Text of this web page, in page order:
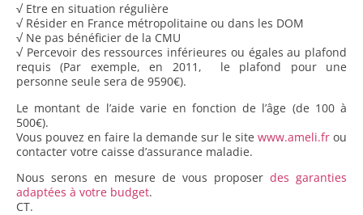
√ Etre en situation régulière
√ Résider en France métropolitaine ou dans les DOM
√ Ne pas bénéficier de la CMU
√ Percevoir des ressources inférieures ou égales au plafond
requis (Par exemple, en 2011, le plafond pour une
personne seule sera de 9590€).
Le montant de l’aide varie en fonction de l’âge (de 100 à
500€).
Vous pouvez en faire la demande sur le site www.ameli.fr ou
contacter votre caisse d’assurance maladie.
Nous serons en mesure de vous proposer des garanties
adaptées à votre budget.
CT.